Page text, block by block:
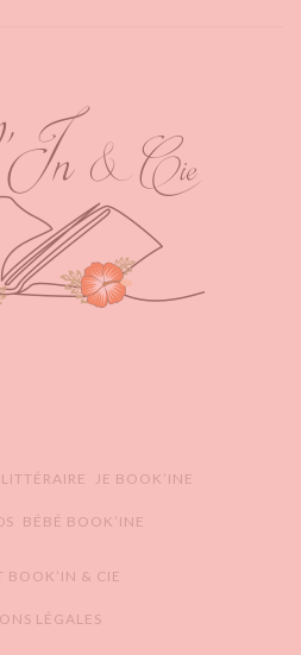
JE BOOK’INE
BÉBÉ BOOK’INE
BOOK’IN & CIE
LÉGALES